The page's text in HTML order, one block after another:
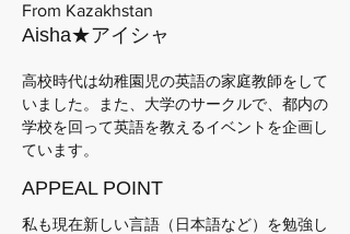
From Kazakhstan
Aisha★アイシャ
高校時代は幼稚園児の英語の家庭教師をして
いました。また、大学のサークルで、都内の
学校を回って英語を教えるイベントを企画し
ています。
APPEAL POINT
私も現在新しい言語（日本語など）を勉強し